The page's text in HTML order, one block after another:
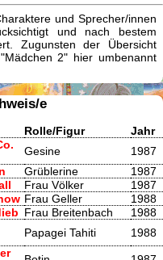
und Sprecher/innen
und nach bestem
Zugunsten der Übersicht
2" hier umbenannt
e
Rolle/Figur
Jahr
Gesine
1987
Grüblerine
1987
Frau Völker
1987
Frau Geller
1988
Frau Breitenbach
1988
Papagei Tahiti 1988